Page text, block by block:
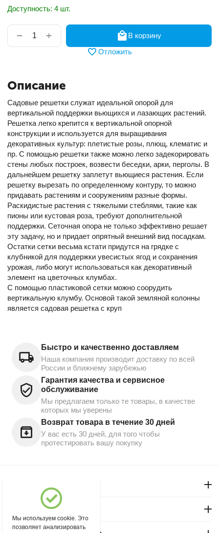
Доступность: 4 шт.
+
−
В корзину
Отложить
Описание
Садовые решетки служат идеальной опорой для
вертикальной поддержки вьющихся и лазающих растений.
Решетка легко крепится к вертикальной опорной
конструкции и используется для выращивания
декоративных культур: плетистые розы, плющ, клематис и
пр. С помощью решетки также можно легко задекорировать
стены любых построек, возвести беседки, арки, перголы. В
дальнейшем решетку заплетут вьющиеся растения. Если
решетку вырезать по определенному контуру, то можно
придавать растениям и сооружениям разные формы.
Раскидистые растения с тяжелыми стеблями, такие как
пионы или кустовая роза, требуют дополнительной
поддержки. Сеточная опора не только эффективно решает
эту задачу, но и придает опрятный внешний вид посадкам.
Остатки сетки весьма кстати придутся на грядке с
клубникой для поддержки увесистых ягод и сохранения
урожая, либо могут использоваться как декоративный
элемент на цветочных клумбах.
С помощью пластиковой сетки можно соорудить
вертикальную клумбу. Основой такой земляной колонны
является садовая решетка с круп
Быстро и качественно доставляем
Наша компания производит доставку по всей
России и ближнему зарубежью
Гарантия качества и сервисное
обслуживание
Мы предлагаем только те товары, в качестве
которых мы уверены
Возврат товара в течение 30 дней
У вас есть 30 дней, для того чтобы
протестировать вашу покупку
Магазин "Северный"
Мы используем cookie. Это
позволяет анализировать